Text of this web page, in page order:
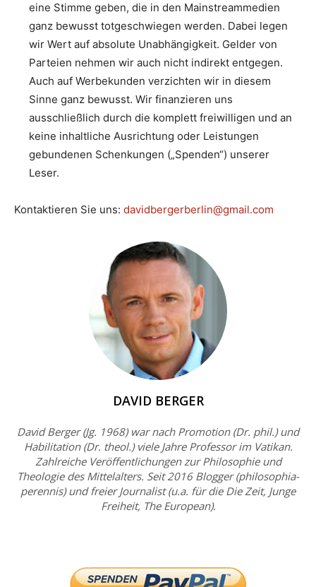
eine Stimme geben, die in den Mainstreammedien
ganz bewusst totgeschwiegen werden. Dabei legen
wir Wert auf absolute Unabhängigkeit. Gelder von
Parteien nehmen wir auch nicht indirekt entgegen.
Auch auf Werbekunden verzichten wir in diesem
Sinne ganz bewusst. Wir finanzieren uns
ausschließlich durch die komplett freiwilligen und an
keine inhaltliche Ausrichtung oder Leistungen
gebundenen Schenkungen („Spenden“) unserer
Leser.
Kontaktieren Sie uns: davidbergerberlin@gmail.com
DAVID BERGER
David Berger (Jg. 1968) war nach Promotion (Dr. phil.) und
Habilitation (Dr. theol.) viele Jahre Professor im Vatikan.
Zahlreiche Veröffentlichungen zur Philosophie und
Theologie des Mittelalters. Seit 2016 Blogger (philosophia-
perennis) und freier Journalist (u.a. für die Die Zeit, Junge
Freiheit, The European).